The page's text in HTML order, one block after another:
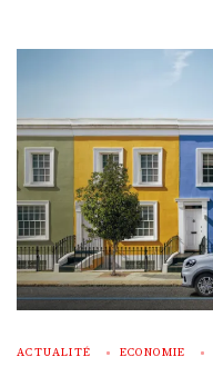
ACTUALITÉ ECONOMIE